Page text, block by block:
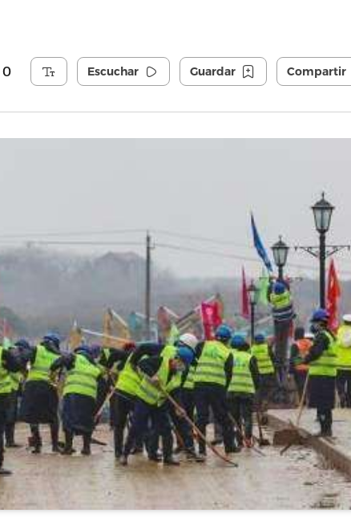
0 Escuchar Guardar Compartir